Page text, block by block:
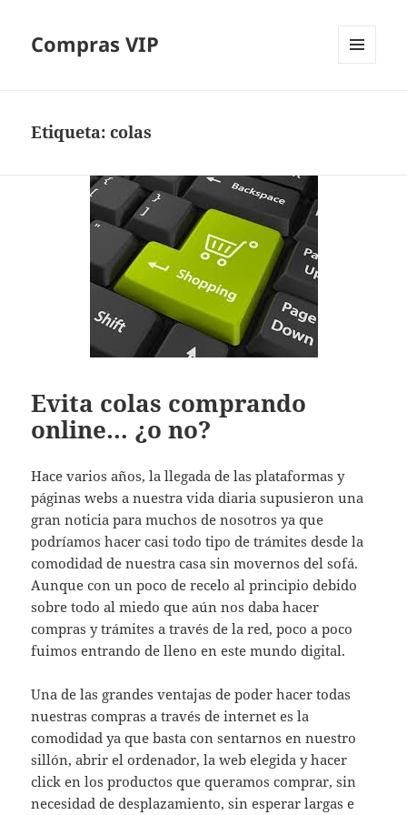
Compras VIP
Etiqueta:colas
Evita colas comprando
online… ¿o no?
Hace varios años, la llegada de las plataformas y
páginas webs a nuestra vida diaria supusieron una
gran noticia para muchos de nosotros ya que
podríamos hacer casi todo tipo de trámites desde la
comodidad de nuestra casa sin movernos del sofá.
Aunque con un poco de recelo al principio debido
sobre todo al miedo que aún nos daba hacer
compras y trámites a través de la red, poco a poco
fuimos entrando de lleno en este mundo digital.
Una de las grandes ventajas de poder hacer todas
nuestras compras a través de internet es la
comodidad ya que basta con sentarnos en nuestro
sillón, abrir el ordenador, la web elegida y hacer
click en los productos que queramos comprar, sin
necesidad de desplazamiento, sin esperar largas e